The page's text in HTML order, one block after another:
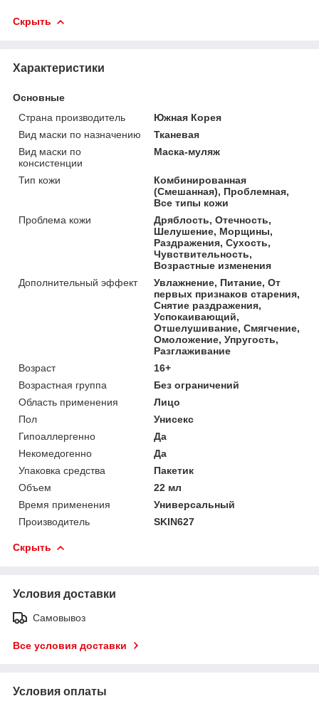
Скрыть
Характеристики
Основные
Страна производитель
Южная Корея
Вид маски по назначению
Тканевая
Вид маски по
консистенции
Маска-муляж
Тип кожи
Комбинированная
(Смешанная), Проблемная,
Все типы кожи
Проблема кожи
Дряблость, Отечность,
Шелушение, Морщины,
Раздражения, Сухость,
Чувствительность,
Возрастные изменения
Дополнительный эффект
Увлажнение, Питание, От
первых признаков старения,
Снятие раздражения,
Успокаивающий,
Отшелушивание, Смягчение,
Омоложение, Упругость,
Разглаживание
Возраст
16+
Возрастная группа
Без ограничений
Область применения
Лицо
Пол
Унисекс
Гипоаллергенно
Да
Некомедогенно
Да
Упаковка средства
Пакетик
Объем
22 мл
Время применения
Универсальный
Производитель
SKIN627
Скрыть
Условия доставки
Самовывоз
Все условия доставки
Условия оплаты